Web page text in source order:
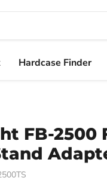
Hardcase Finder
FB-2500